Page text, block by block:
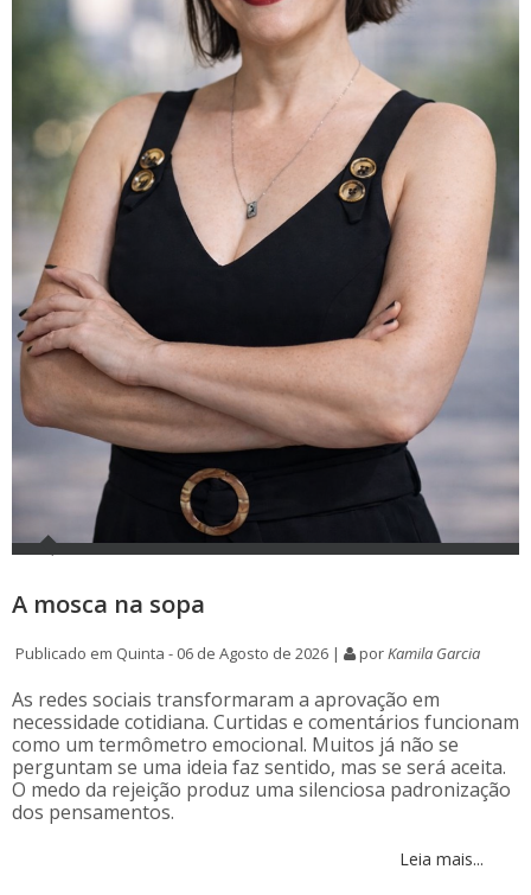
A mosca na sopa
Publicado em Quinta - 06 de Agosto de 2026 | porKamila Garcia
As redes sociais transformaram a aprovação em
necessidade cotidiana. Curtidas e comentários funcionam
como um termômetro emocional. Muitos já não se
perguntam se uma ideia faz sentido, mas se será aceita.
O medo da rejeição produz uma silenciosa padronização
dos pensamentos.
Leia mais...